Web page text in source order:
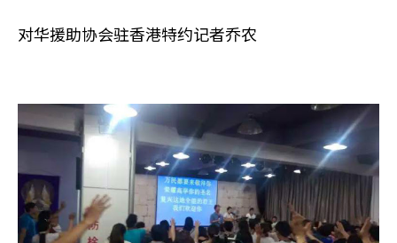
对华援助协会驻香港特约记者乔农